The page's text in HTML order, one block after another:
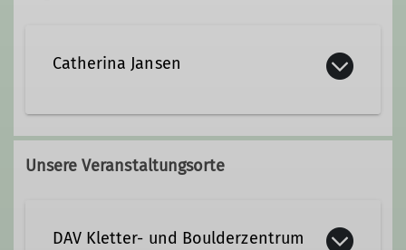
Catherina Jansen
catherina.jansen@dav-fulda.de
Unsere Veranstaltungsorte
DAV Kletter- und Boulderzentrum